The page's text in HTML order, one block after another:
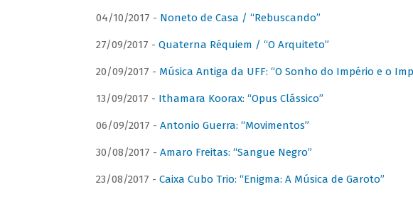
04/10/2017 - Noneto de Casa / “Rebuscando”
27/09/2017 - Quaterna Réquiem / “O Arquiteto”
20/09/2017 - Música Antiga da UFF: “O Sonho do Império e o
13/09/2017 - Ithamara Koorax: “Opus Clássico”
06/09/2017 - Antonio Guerra: “Movimentos”
30/08/2017 - Amaro Freitas: “Sangue Negro”
23/08/2017 - Caixa Cubo Trio: “Enigma: A Música de Garoto”